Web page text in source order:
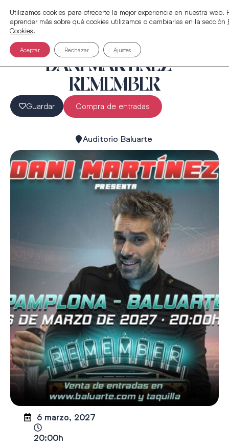
DANI MARTÍNEZ –
REMEMBER
Guardar Compra de entradas
Auditorio Baluarte
6 marzo, 2027
20:00h
Utilizamos cookies para ofrecerte la mejor experiencia en nuestra web.
aprender más sobre qué cookies utilizamos o cambiarlas en la sección
Cookies.
Aceptar Rechazar Ajustes